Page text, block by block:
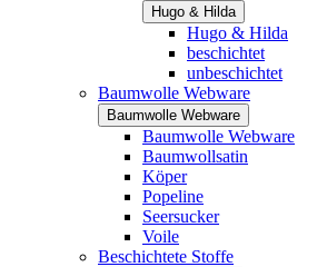
Hugo & Hilda
Hugo & Hilda
beschichtet
unbeschichtet
Baumwolle Webware
Baumwolle Webware
Baumwolle Webware
Baumwollsatin
Köper
Popeline
Seersucker
Voile
Beschichtete Stoffe